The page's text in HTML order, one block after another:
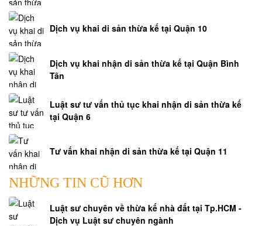
Dịch vụ khai di sản thừa kế tại Quận 10
Dịch vụ khai nhận di sản thừa kế tại Quận Bình
Tân
Luật sư tư vấn thủ tục khai nhận di sản thừa kế
tại Quận 6
Tư vấn khai nhận di sản thừa kế tại Quận 11
NHỮNG TIN CŨ HƠN
Luật sư chuyên về thừa kế nhà đất tại Tp.HCM -
Dịch vụ Luật sư chuyên ngành